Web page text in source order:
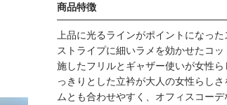
商品特徴
上品に光るラインがポイントになっ
ストライプに細いラメを効かせたコ
施したフリルとギャザー使いが女性
っきりとした立衿が大人の女性らし
ムとも合わせやすく、オフィスコー